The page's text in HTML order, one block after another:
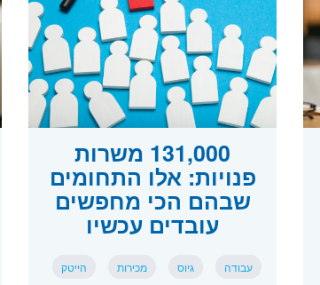
131,000 משרות
פנויות: אלו התחומים
שבהם הכי מחפשים
עובדים עכשיו
עבודה גיוס מכירות הייטק